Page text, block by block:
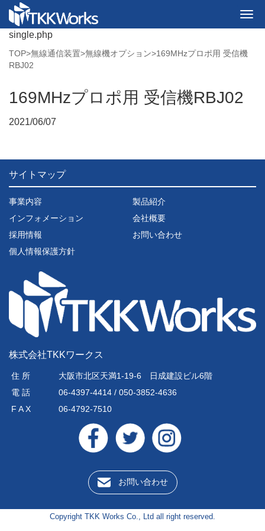
single.php
TOP>無線通信装置>無線機オプション>169MHzプロポ用 受信機
RBJ02
169MHzプロポ用 受信機RBJ02
2021/06/07
サイトマップ
事業内容
製品紹介
インフォメーション
会社概要
採用情報
お問い合わせ
個人情報保護方針
株式会社TKKワークス
住 所
大阪市北区天満1-19-6 日成建設ビル6階
電 話
06-4397-4414 / 050-3852-4636
F A X
06-4792-7510
お問い合わせ
Copyright TKK Works Co., Ltd all right reserved.